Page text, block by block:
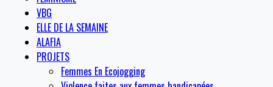
VBG
ELLE DE LA SEMAINE
ALAFIA
PROJETS
Femmes En Ecojogging